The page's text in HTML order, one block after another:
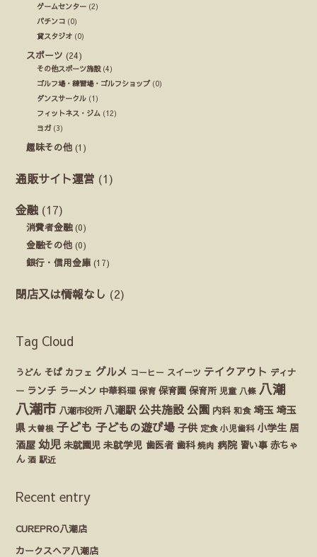
ゲームセンター (2)
パチンコ (0)
貸スタジオ (0)
スポーツ (24)
その他スポーツ施設(4)
ゴルフ場・練習場・ゴルフショップ(0)
ダンスサークル (1)
フィットネス・ジム (12)
ヨガ (3)
趣味その他 (1)
通販サイト運営 (1)
金融 (17)
消費者金融(0)
金融その他 (0)
銀行・信用金庫 (17)
閉店又は情報なし (2)
Tag Cloud
うどん そば カフェ グルメ コーヒー スイーツ テイクアウト ディナ
ー ランチ ラーメン 中華料理 保育 保育園 保育所 児童 八條 八潮
八潮市 八潮市役所 八潮駅 公共施設 公園 内科 和食 埼玉 埼玉
県 大曽根 子ども 子どもの遊び場 子供 定食 小児歯科 小学生 居
酒屋 幼児 未就園児 未就学児 歯医者 歯科 焼肉 病院 習い事 赤ちゃ
ん 酒 駅近
Recent entry
CUREPRO八潮店
カークスヘア八潮店